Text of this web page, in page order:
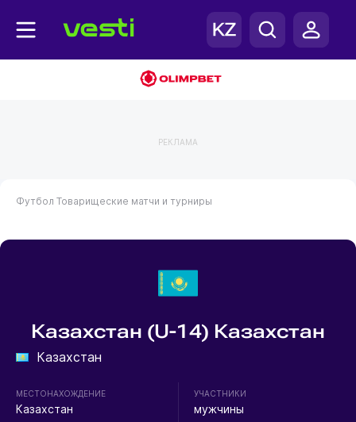
РЕКЛАМА
Футбол Товарищеские матчи и турниры
Казахстан (U-14) Казахстан
Казахстан
МЕСТОНАХОЖДЕНИЕ
Казахстан
УЧАСТНИКИ
мужчины